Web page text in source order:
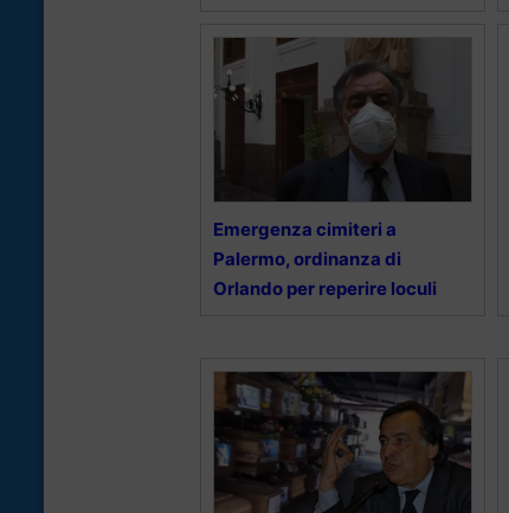
Emergenza cimiteri a
Palermo, ordinanza di
Orlando per reperire loculi